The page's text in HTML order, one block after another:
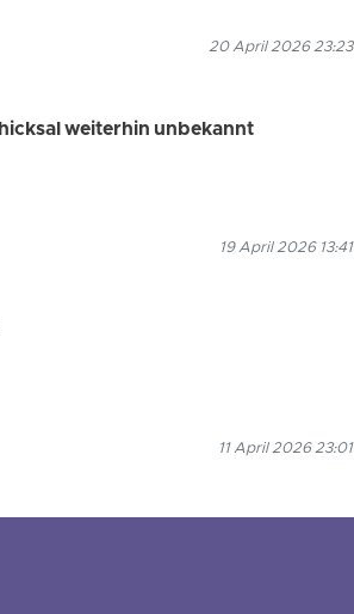
20 April 2026 23:23
weiterhin unbekannt
19 April 2026 13:41
11 April 2026 23:01